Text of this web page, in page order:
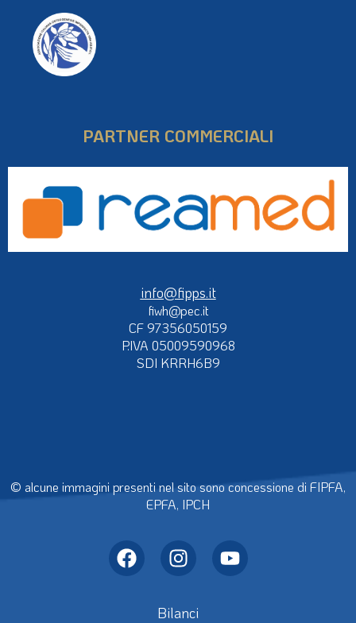
PARTNER COMMERCIALI
info@fipps.it
fiwh@pec.it
CF 97356050159
P.IVA 05009590968
SDI KRRH6B9
© alcune immagini presenti nel sito sono concessione di FIPFA,
EPFA, IPCH
Bilanci